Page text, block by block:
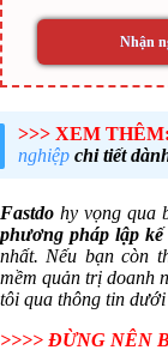
Nhận
>>> XEM THÊM:
nghiệp chi tiết
Fastdo hy vọng qua
phương pháp lập
nhất. Nếu bạn còn
mềm quản trị doanh
tôi qua thông tin
>>>> ĐỪNG NÊN